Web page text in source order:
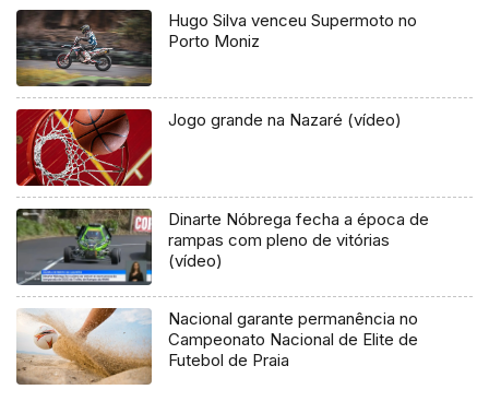
Hugo Silva venceu Supermoto no
Porto Moniz
Jogo grande na Nazaré (vídeo)
Dinarte Nóbrega fecha a época de
rampas com pleno de vitórias
(vídeo)
Nacional garante permanência no
Campeonato Nacional de Elite de
Futebol de Praia